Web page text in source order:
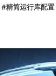
#精简运行库配置